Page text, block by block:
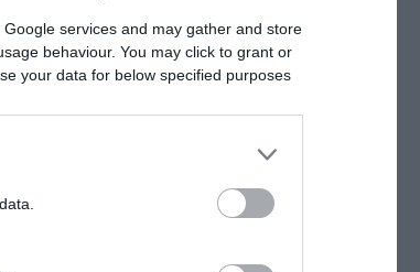
services and may gather and store
behaviour. You may click to grant or
your data for below specified purposes
általában nem vitték